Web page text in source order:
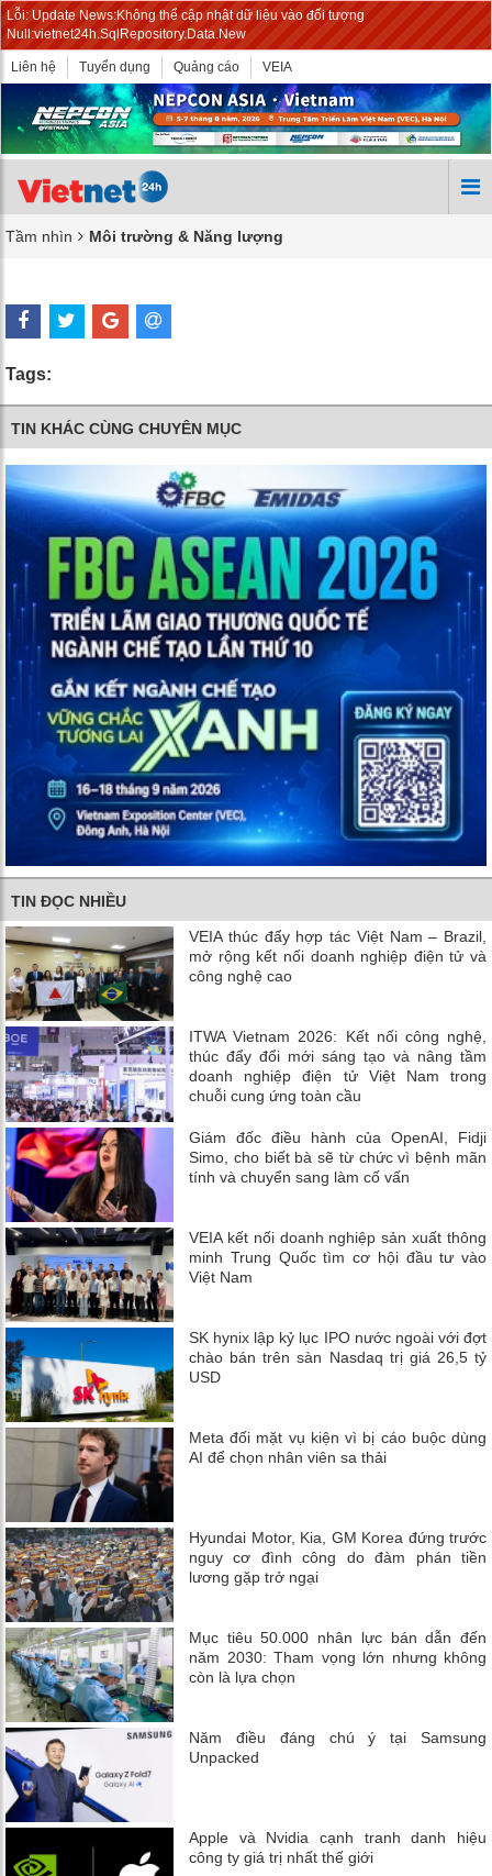
Lỗi: Update News:Không thể cập nhật dữ liệu vào đối tượng
Null:vietnet24h.SqlRepository.Data.New
Liên hệ Tuyển dụng Quảng cáo VEIA
Tầm nhìn Môi trường & Năng lượng
Tags:
TIN KHÁC CÙNG CHUYÊN MỤC
TIN ĐỌC NHIỀU
VEIA thúc đẩy hợp tác Việt Nam – Brazil,
mở rộng kết nối doanh nghiệp điện tử và
công nghệ cao
ITWA Vietnam 2026: Kết nối công nghệ,
thúc đẩy đổi mới sáng tạo và nâng tầm
doanh nghiệp điện tử Việt Nam trong
chuỗi cung ứng toàn cầu
Giám đốc điều hành của OpenAI, Fidji
Simo, cho biết bà sẽ từ chức vì bệnh mãn
tính và chuyển sang làm cố vấn
VEIA kết nối doanh nghiệp sản xuất thông
minh Trung Quốc tìm cơ hội đầu tư vào
Việt Nam
SK hynix lập kỷ lục IPO nước ngoài với đợt
chào bán trên sàn Nasdaq trị giá 26,5 tỷ
USD
Meta đối mặt vụ kiện vì bị cáo buộc dùng
AI để chọn nhân viên sa thải
Hyundai Motor, Kia, GM Korea đứng trước
nguy cơ đình công do đàm phán tiền
lương gặp trở ngại
Mục tiêu 50.000 nhân lực bán dẫn đến
năm 2030: Tham vọng lớn nhưng không
còn là lựa chọn
Năm điều đáng chú ý tại Samsung
Unpacked
Apple và Nvidia cạnh tranh danh hiệu
công ty giá trị nhất thế giới